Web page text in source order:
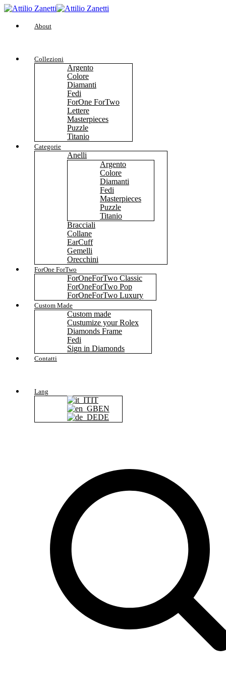
About
Collezioni
Argento
Colore
Diamanti
Fedi
ForOne ForTwo
Lettere
Masterpieces
Puzzle
Titanio
Categorie
Anelli
Argento
Colore
Diamanti
Fedi
Masterpieces
Puzzle
Titanio
Bracciali
Collane
EarCuff
Gemelli
Orecchini
ForOne ForTwo
ForOneForTwo Classic
ForOneForTwo Pop
ForOneForTwo Luxury
Custom Made
Custom made
Custumize your Rolex
Diamonds Frame
Fedi
Sign in Diamonds
Contatti
Lang
IT
EN
DE